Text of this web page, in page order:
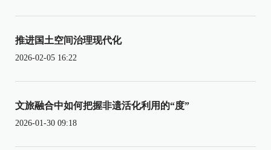
推进国土空间治理现代化
2026-02-05 16:22
文旅融合中如何把握非遗活化利用的“度”
2026-01-30 09:18